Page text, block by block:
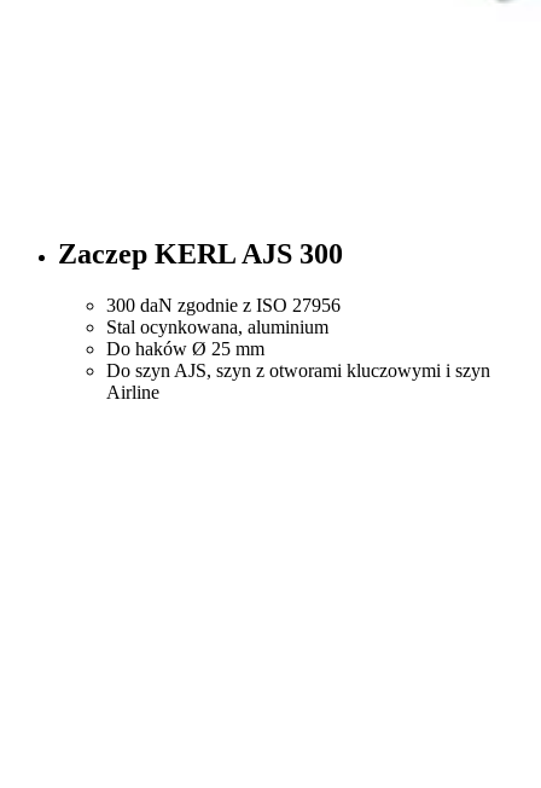
Zaczep KERL AJS 300
300 daN zgodnie z ISO 27956
Stal ocynkowana, aluminium
Do haków Ø 25 mm
Do szyn AJS, szyn z otworami kluczowymi i szyn
Airline